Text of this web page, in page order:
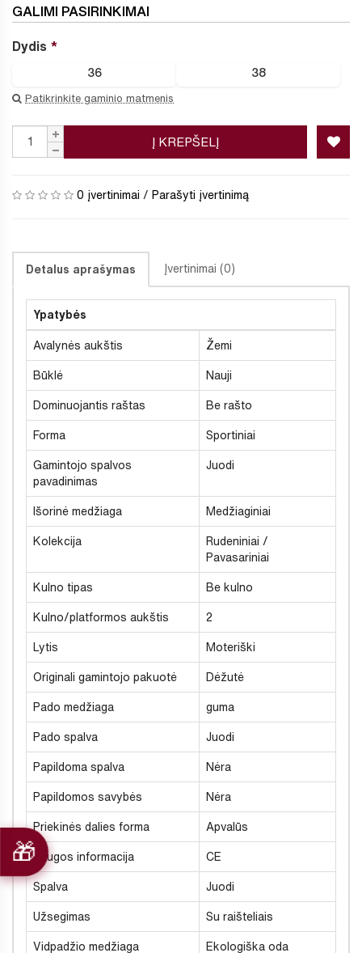
GALIMI PASIRINKIMAI
Dydis
36 38
Patikrinkite gaminio matmenis
Į KREPŠELĮ
0 įvertinimai / Parašyti įvertinimą
Detalus aprašymas Įvertinimai (0)
Ypatybės
Avalynės aukštis Žemi
Būklė Nauji
Dominuojantis raštas Be rašto
Forma Sportiniai
Gamintojo spalvos
pavadinimas
Juodi
Išorinė medžiaga Medžiaginiai
Kolekcija
Rudeniniai /
Pavasariniai
Kulno tipas Be kulno
Kulno/platformos aukštis 2
Lytis Moteriški
Originali gamintojo pakuotė Dėžutė
Pado medžiaga guma
Pado spalva Juodi
Papildoma spalva Nėra
Papildomos savybės Nėra
Priekinės dalies forma Apvalūs
Saugos informacija CE
Spalva Juodi
Užsegimas Su raišteliais
Vidpadžio medžiaga Ekologiška oda